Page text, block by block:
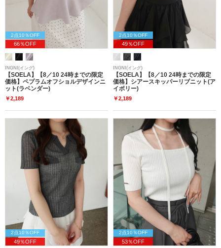
2点10％OFF
66％OFF
INGNI(イング)
【SOELA】【8／10 24時までの限定
価格】ペプラムオフショルデザインニ
ット(ラベンダー)
￥2,189
2点10％OFF
49％OFF
INGNI(イング)
【SOELA】【8／10 24時までの限定
価格】シアースキッパーリブニット(ア
イボリー)
￥2,189
2点10％OFF
49％OFF
2点10％OFF
53％OFF